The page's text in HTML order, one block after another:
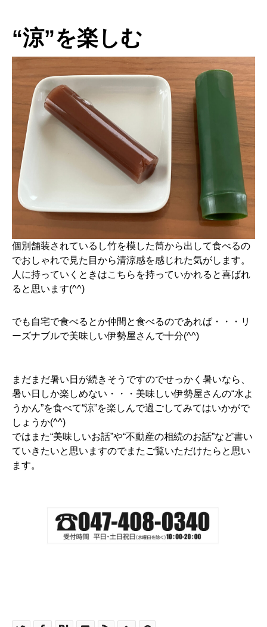
“涼”を楽しむ
個別舗装されているし竹を模した筒から出して食べるの
でおしゃれで見た目から清涼感を感じれた気がします。
人に持っていくときはこちらを持っていかれると喜ばれ
ると思います(^^)
でも自宅で食べるとか仲間と食べるのであれば・・・リ
ーズナブルで美味しい伊勢屋さんで十分(^^)
まだまだ暑い日が続きそうですのでせっかく暑いなら、
暑い日しか楽しめない・・・美味しい伊勢屋さんの“水よ
うかん”を食べて“涼”を楽しんで過ごしてみてはいかがで
しょうか(^^)
ではまた“美味しいお話”や“不動産の相続のお話”など書い
ていきたいと思いますのでまたご覧いただけたらと思い
ます。